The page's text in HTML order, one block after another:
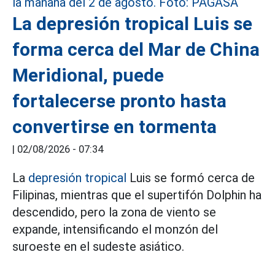
La depresión tropical Luis se
forma cerca del Mar de China
Meridional, puede
fortalecerse pronto hasta
convertirse en tormenta
| 02/08/2026 - 07:34
La depresión tropical Luis se formó cerca de
Filipinas, mientras que el supertifón Dolphin ha
descendido, pero la zona de viento se
expande, intensificando el monzón del
suroeste en el sudeste asiático.